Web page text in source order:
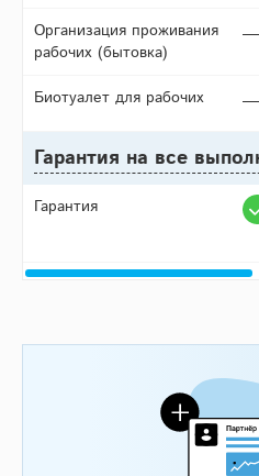
Организация проживания
рабочих (бытовка)
Биотуалет для рабочих
Гарантия на все
Гарантия